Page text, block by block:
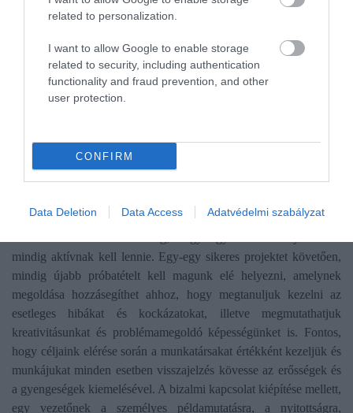
related to personalization.
I want to allow Google to enable storage
related to security, including authentication
functionality and fraud prevention, and other
user protection.
CONFIRM
Data Deletion Data Access Adatvédelmi szabályzat
harmóniát az életében, amely nem egyszerű feladat, hiszen belső
gondolatainkba berögződött, téves sztereotípiák hatására.
Ameddig a tágas külső környezetnek és nyomásnak akarunk
megfelelni, nem tudunk egyensúlyra lelni. Az önismeret és az
önazonosság nélkülözhetetlen a harmóniára találás folyamatában.
ami alatt értem az új ismeretek iránti érdeklődést, az állandóan
fejlődő világunk megértéséhez szükséges tudás megszerzését, az
emberi kapcsolatok megértését, valamint a problémamegoldó
gondolkodás elsajátítását.
mindig aktívnak kell lennie. Egy-egy sikeres projektet követően,
mindig újabb próbatételt kell magunk elé helyezni, amelynek
megoldása hozzásegíthet ahhoz, hogy megtanuljuk kezelni az
esetleges hibákat és kockázatokat, illetve megmutathatjuk
kreativitásunkat és problémamegoldó képességünket is. Fontos,
hogy céljaink elérése során a munkatársakat értékként kezeljük és
munkájukat minden esetben visszajelzés kövesse az erősségek és
a gyengeségek kiemelésével. A bizalmi kapcsolat kiépítése mellett,
egy vezetőnek a személyes példamutatásra, a nyitottságra,